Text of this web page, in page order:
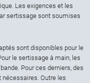
Les exigences et les
sertissage sont soumises
sont disponibles pour le
le sertissage à main, les
Pour ces derniers, des
Outre les